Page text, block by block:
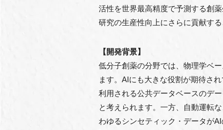
活性を世界最高精度で予測する創
研究の生産性向上にさらに貢献する
【開発背景】
低分子創薬の分野では、物理学ベ
ます。AIにも大きな役割が期待さ
利用される公共データベースのデ
と考えられます。一方、自動運転
わゆるシンセティック・データが